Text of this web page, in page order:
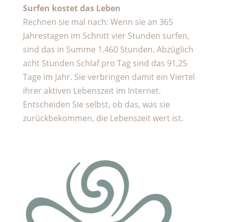
Surfen kostet das Leben
Rechnen sie mal nach: Wenn sie an 365
Jahrestagen im Schnitt vier Stunden surfen,
sind das in Summe 1.460 Stunden. Abzüglich
acht Stunden Schlaf pro Tag sind das 91,25
Tage im Jahr. Sie verbringen damit ein Viertel
ihrer aktiven Lebenszeit im Internet.
Entscheiden Sie selbst, ob das, was sie
zurückbekommen, die Lebenszeit wert ist.